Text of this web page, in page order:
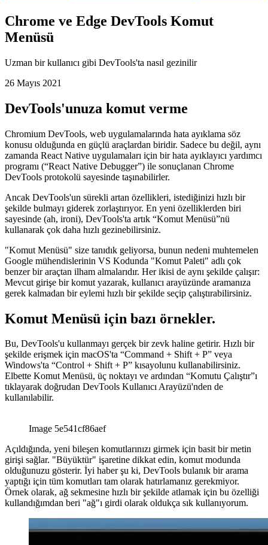
Menüsü
26 Mayıs 2021
DevTools'unuza komut verme
Chromium DevTools, web uygulamalarında hata ayıklama söz
konusu olduğunda en güçlü araçlardan biridir. Sadece bu değil, aynı
programı (“React Native Debugger”) ile sonuçlanan Chrome
DevTools protokolü sayesinde taşınabilirler.
Ancak DevTools'un sürekli artan özellikleri, istediğinizi hızlı bir
sayesinde (ah, ironi), DevTools'ta artık “Komut Menüsü”nü
kullanarak çok daha hızlı gezinebilirsiniz.
"Komut Menüsü" size tanıdık geliyorsa, bunun nedeni muhtemelen
Google mühendislerinin VS Kodunda "Komut Paleti" adlı çok
Mevcut girişe bir komut yazarak, kullanıcı arayüzünde aramanıza
gerek kalmadan bir eylemi hızlı bir şekilde seçip çalıştırabilirsiniz.
Komut Menüsü için bazı örnekler.
Bu, DevTools'u kullanmayı gerçek bir zevk haline getirir. Hızlı bir
şekilde erişmek için macOS'ta “Command + Shift + P” veya
Windows'ta “Control + Shift + P” kısayolunu kullanabilirsiniz.
kullanılabilir.
Image 5e541cf86aef
Açıldığında, yeni bileşen komutlarınızı girmek için basit bir metin
girişi sağlar. "Büyüktür" işaretine dikkat edin, komut modunda
olduğunuzu gösterir. İyi haber şu ki, DevTools bulanık bir arama
Örnek olarak, ağ sekmesine hızlı bir şekilde atlamak için bu özelliği